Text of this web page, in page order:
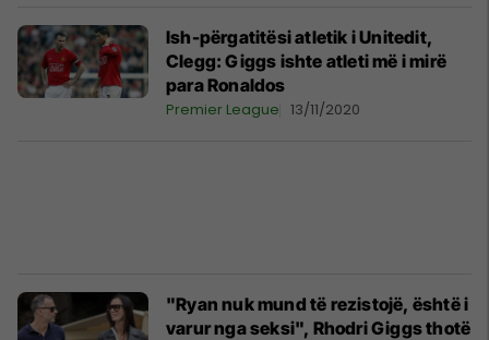
Ish-përgatitësi atletik i Unitedit,
Clegg: Giggs ishte atleti më i mirë
para Ronaldos
Premier League 13/11/2020
"Ryan nuk mund të rezistojë, është i
varur nga seksi", Rhodri Giggs thotë